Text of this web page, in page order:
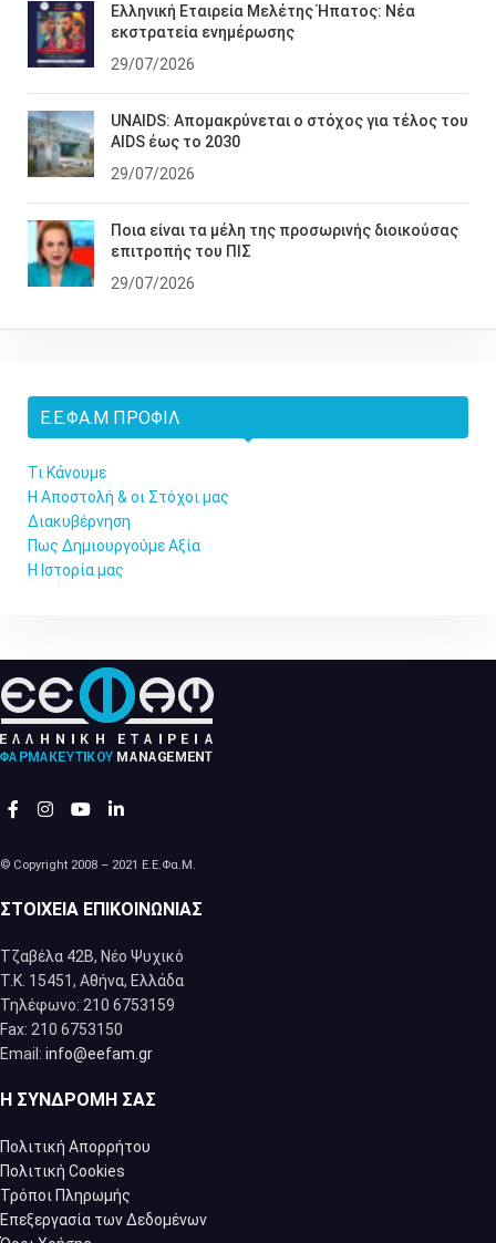
Ελληνική Εταιρεία Μελέτης Ήπατος: Νέα
εκστρατεία ενημέρωσης
29/07/2026
UNAIDS: Απομακρύνεται ο στόχος για τέλος του
AIDS έως το 2030
29/07/2026
Ποια είναι τα μέλη της προσωρινής διοικούσας
επιτροπής του ΠΙΣ
29/07/2026
Ε.Ε.ΦΑ.Μ ΠΡΟΦΊΛ
Τι Κάνουμε
Η Αποστολή & οι Στόχοι μας
Διακυβέρνηση
Πως Δημιουργούμε Αξία
Η Ιστορία μας
© Copyright 2008 – 2021 Ε.Ε.Φα.Μ.
ΣΤΟΙΧΕΊΑ ΕΠΙΚΟΙΝΩΝΊΑΣ
Τζαβέλα 42Β, Νέο Ψυχικό
Τ.Κ. 15451, Αθήνα, Eλλάδα
Τηλέφωνο: 210 6753159
Fax: 210 6753150
Email: info@eefam.gr
Η ΣΥΝΔΡΟΜΉ ΣΑΣ
Πολιτική Απορρήτου
Πολιτική Cookies
Τρόποι Πληρωμής
Επεξεργασία των Δεδομένων